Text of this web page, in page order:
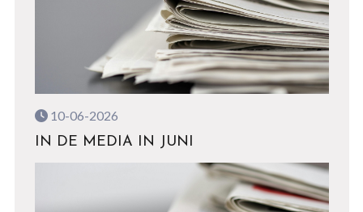
10-06-2026
IN DE MEDIA IN JUNI